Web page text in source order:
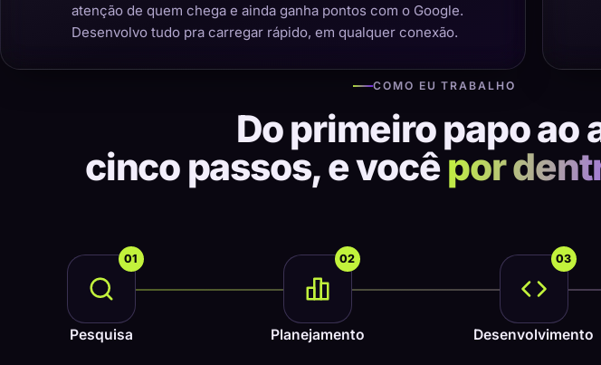
atenção de quem chega e ainda ganha pontos com o Google.
Desenvolvo tudo pra carregar rápido, em qualquer conexão.
COMO EU TRABALHO
Do primeiro papo ao
cinco passos, e vocêpor
01
Pesquisa
02
Planejamento
03
Desenvolvimento